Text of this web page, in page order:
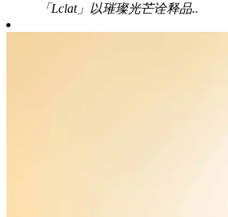
「Lclat」以璀璨光芒诠释品..